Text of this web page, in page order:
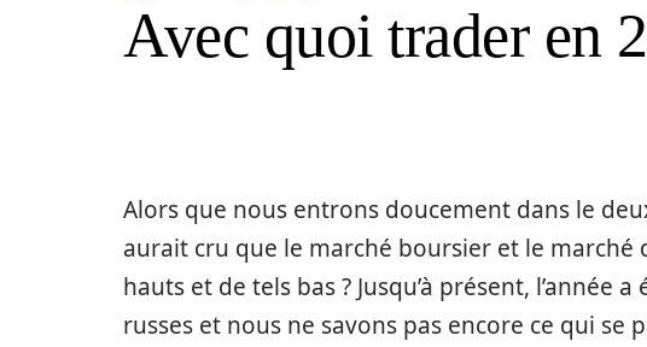
Avec quoi trader en
Alors que nous entrons doucement dans le
aurait cru que le marché boursier et le marché
hauts et de tels bas ? Jusqu’à présent, l’année
russes et nous ne savons pas encore ce qui se